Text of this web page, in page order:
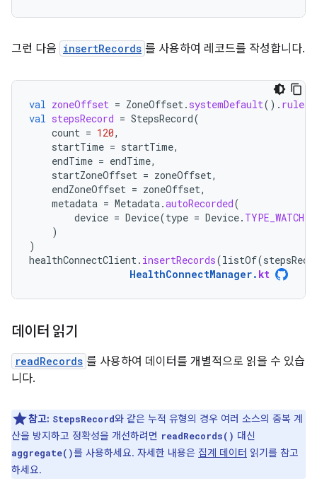
그런 다음 insertRecords 를 사용하여 레코드를 작성합니다.
val zoneOffset = ZoneOffset. systemDefault(). rules
val stepsRecord = StepsRecord(
count = 120,
startTime = startTime,
endTime = endTime,
startZoneOffset = zoneOffset,
endZoneOffset = zoneOffset,
metadata = Metadata.autoRecorded(
device = Device(type = Device. TYPE_WATCH
)
)
healthConnectClient. insertRecords(listOf(
HealthConnectManager. kt
데이터 읽기
readRecords 를 사용하여 데이터를 개별적으로 읽을 수 있습
니다.
참고: StepsRecord와 같은 누적 유형의 경우 여러 소스의 중복 계
산을 방지하고 정확성을 개선하려면 readRecords() 대신
aggregate()를 사용하세요. 자세한 내용은 집계 데이터 읽기를 참고
하세요.